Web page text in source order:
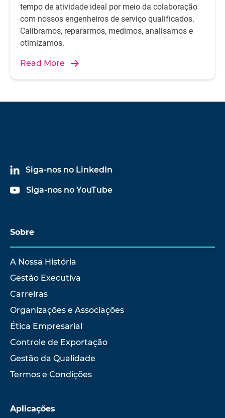
tempo de atividade ideal por meio da colaboração
com nossos engenheiros de serviço qualificados.
Calibramos, repararmos, medimos, analisamos e
otimizamos.
Read More
Siga-nos no LinkedIn
Siga-nos no YouTube
Sobre
A Nossa História
Gestão Executiva
Carreiras
Organizações e Associações
Ética Empresarial
Controle de Exportação
Gestão da Qualidade
Termos e Condições
Aplicações